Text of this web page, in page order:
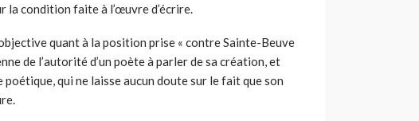
la condition faite à l’œuvre d’écrire.
quant à la position prise « contre Sainte-Beuve
de l’autorité d’un poète à parler de sa création, et
poétique, qui ne laisse aucun doute sur le fait que son